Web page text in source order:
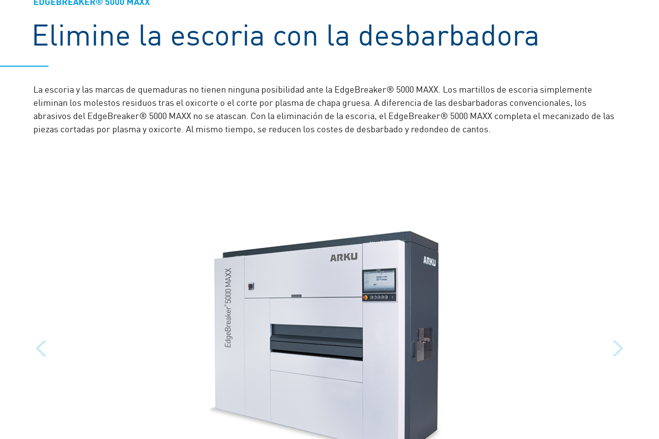
Elimine la escoria con la desbarbadora
La escoria y las marcas de quemaduras no tienen ninguna posibilidad ante la EdgeBreaker® 5000 MAXX. Los martillos de escoria simplemente
eliminan los molestos residuos tras el oxicorte o el corte por plasma de chapa gruesa. A diferencia de las desbarbadoras convencionales, los
abrasivos del EdgeBreaker® 5000 MAXX no se atascan. Con la eliminación de la escoria, el EdgeBreaker® 5000 MAXX completa el mecanizado de las
piezas cortadas por plasma y oxicorte. Al mismo tiempo, se reducen los costes de desbarbado y redondeo de cantos.